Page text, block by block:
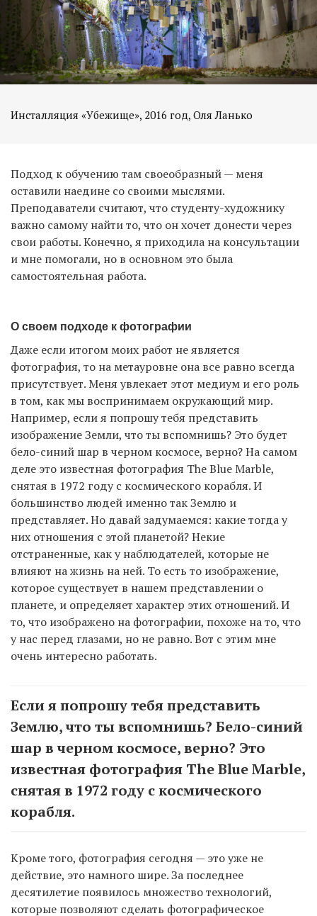
Инсталляция «Убежище», 2016 год, Оля Ланько
Подход к обучению там своеобразный — меня
оставили наедине со своими мыслями.
Преподаватели считают, что студенту-художнику
важно самому найти то, что он хочет донести через
свои работы. Конечно, я приходила на консультации
и мне помогали, но в основном это была
самостоятельная работа.
О своем подходе к фотографии
Даже если итогом моих работ не является
фотография, то на метауровне она все равно всегда
присутствует. Меня увлекает этот медиум и его роль
в том, как мы воспринимаем окружающий мир.
Например, если я попрошу тебя представить
изображение Земли, что ты вспомнишь? Это будет
бело-синий шар в черном космосе, верно? На самом
деле это известная фотография The Blue Marble,
снятая в 1972 году с космического корабля. И
большинство людей именно так Землю и
представляет. Но давай задумаемся: какие тогда у
них отношения с этой планетой? Некие
отстраненные, как у наблюдателей, которые не
влияют на жизнь на ней. То есть то изображение,
которое существует в нашем представлении о
планете, и определяет характер этих отношений. И
то, что изображено на фотографии, похоже на то, что
у нас перед глазами, но не равно. Вот с этим мне
очень интересно работать.
Если я попрошу тебя представить
Землю, что ты вспомнишь? Бело-синий
шар в черном космосе, верно? Это
известная фотография The Blue Marble,
снятая в 1972 году с космического
корабля.
Кроме того, фотография сегодня — это уже не
действие, это намного шире. За последнее
десятилетие появилось множество технологий,
которые позволяют сделать фотографическое